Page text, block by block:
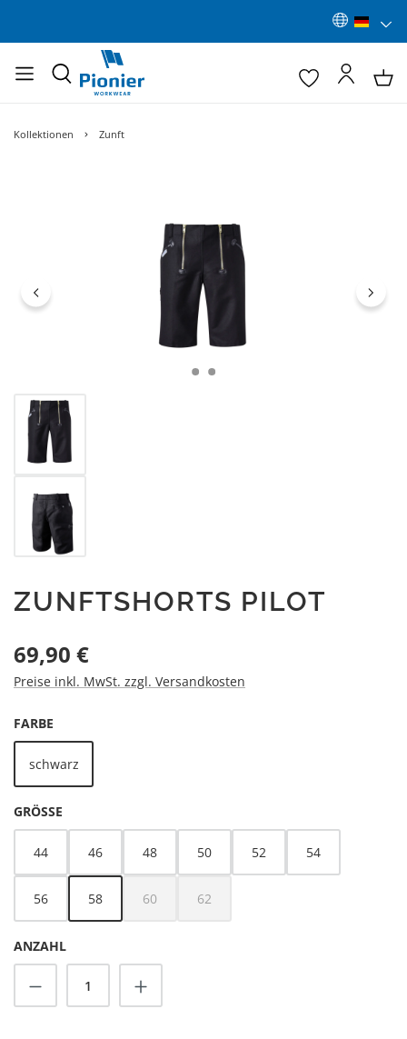
Kollektionen Zunft
ZUNFTSHORTS PILOT
Regulärer Preis:
69,90 €
Preise inkl. MwSt. zzgl. Versandkosten
FARBE
schwarz
GRÖSSE
44 46 48 50 52 54
56 58 60
(Diese Option ist zurzeit nicht verfügbar.)
62
(Diese Option ist zurzeit nicht
ANZAHL
Produkt Anzahl: Gib den gewünschten